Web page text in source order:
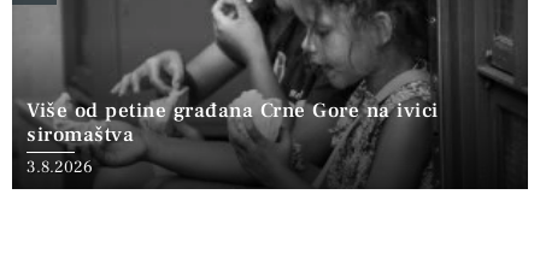
Više od petine građana Crne Gore na ivici
siromaštva
3.8.2026